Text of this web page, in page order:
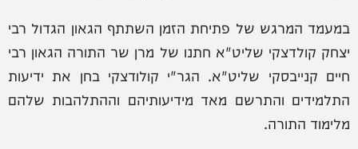
במעמד המרגש של פתיחת הזמן השתתף הגאון הגדול רבי
יצחק קולדצקי שליט"א חתנו של מרן שר התורה הגאון רבי
חיים קנייבסקי שליט"א. הגר"י קולודצקי בחן את ידיעות
התלמידים והתרשם מאד מידיעותיהם וההתלהבות שלהם
מלימוד התורה.